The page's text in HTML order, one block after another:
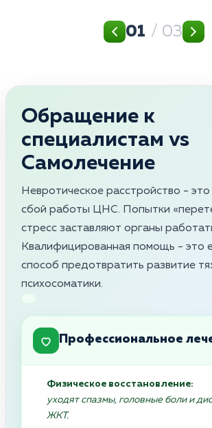
01 / 03
Обращение к
специалистам vs
Самолечение
Невротическое расстройство -
сбой работы ЦНС. Попытки
стресс заставляют органы
Квалифицированная помощь - это
способ предотвратить развитие
психосоматики.
Профессиональное
Физическое восстановление:
уходят спазмы, головные боли и
ЖКТ.